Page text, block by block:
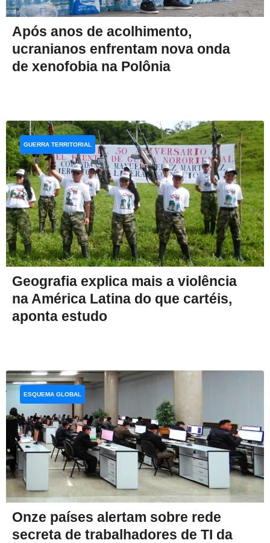
Após anos de acolhimento,
ucranianos enfrentam nova onda
de xenofobia na Polônia
Geografia explica mais a violência
na América Latina do que cartéis,
aponta estudo
GUERRA TERRITORIAL
Onze países alertam sobre rede
secreta de trabalhadores de TI da
ESQUEMA GLOBAL